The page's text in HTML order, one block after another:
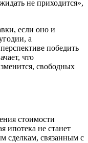
не приходится»,
если оно и
а
победить
что
свободных
стоимости
ипотека не станет
сделкам, связанным с